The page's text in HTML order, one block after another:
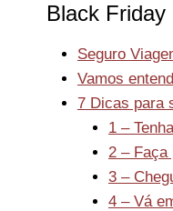
Black
Seguro
Vamos
7 Dicas para
1 –
2 – Faça
3 –
4 – Vá